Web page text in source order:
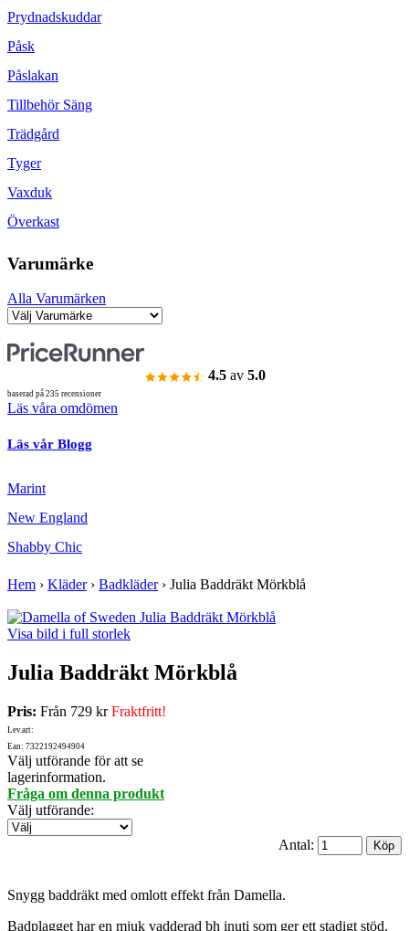
Prydnadskuddar
Påsk
Påslakan
Tillbehör Säng
Trädgård
Tyger
Vaxduk
Överkast
Varumärke
Alla Varumärken
4.5 av 5.0
baserad på 235 recensioner
Läs våra omdömen
Läs vår Blogg
Marint
New England
Shabby Chic
Hem › Kläder› Badkläder› Julia Baddräkt Mörkblå
Visa bild i full storlek
Julia Baddräkt Mörkblå
Pris: Från 729 krFraktfritt!
Lev.art:
Ean: 7322192494904
Välj utförande för att se
lagerinformation.
Fråga om denna produkt
Välj utförande:
Antal:
Snygg baddräkt med omlott effekt från Damella.
Badplagget har en mjuk vadderad bh inuti som ger ett stadigt stöd.